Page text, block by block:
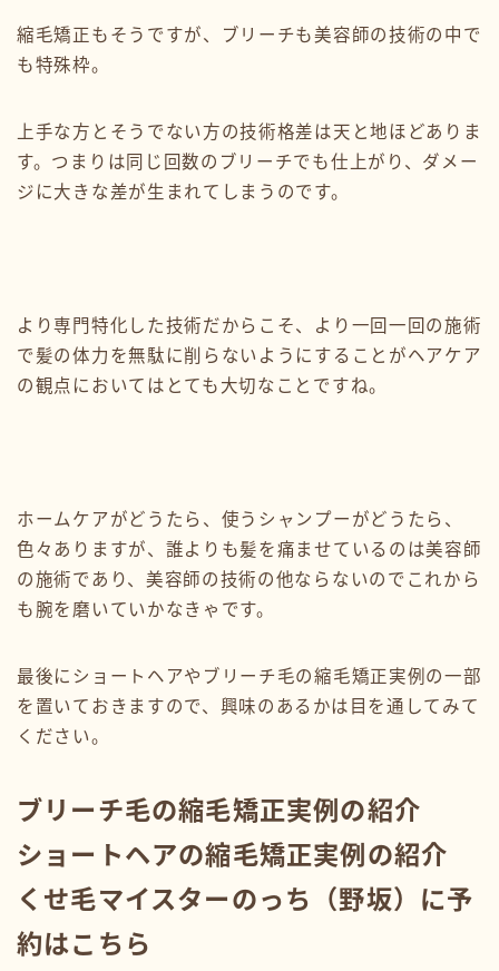
縮毛矯正もそうですが、ブリーチも美容師の技術の中で
も特殊枠。
上手な方とそうでない方の技術格差は天と地ほどありま
す。つまりは同じ回数のブリーチでも仕上がり、ダメー
ジに大きな差が生まれてしまうのです。
より専門特化した技術だからこそ、より一回一回の施術
で髪の体力を無駄に削らないようにすることがヘアケア
の観点においてはとても大切なことですね。
ホームケアがどうたら、使うシャンプーがどうたら、
色々ありますが、誰よりも髪を痛ませているのは美容師
の施術であり、美容師の技術の他ならないのでこれから
も腕を磨いていかなきゃです。
最後にショートヘアやブリーチ毛の縮毛矯正実例の一部
を置いておきますので、興味のあるかは目を通してみて
ください。
ブリーチ毛の縮毛矯正実例の紹介
ショートヘアの縮毛矯正実例の紹介
くせ毛マイスターのっち（野坂）に予
約はこちら